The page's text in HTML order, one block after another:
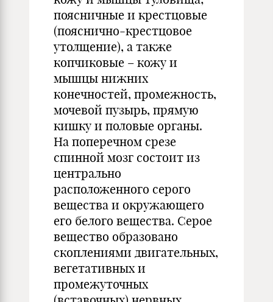
поясничные и крестцовые
(пояснично-крестцовое
утолщение), а также
копчиковые – кожу и
мышцы нижних
конечностей, промежность,
мочевой пузырь, прямую
кишку и половые органы.
На поперечном срезе
спинной мозг состоит из
центрально
расположенного серого
вещества и окружающего
его белого вещества. Серое
вещество образовано
скоплениями двигательных,
вегетативных и
промежуточных